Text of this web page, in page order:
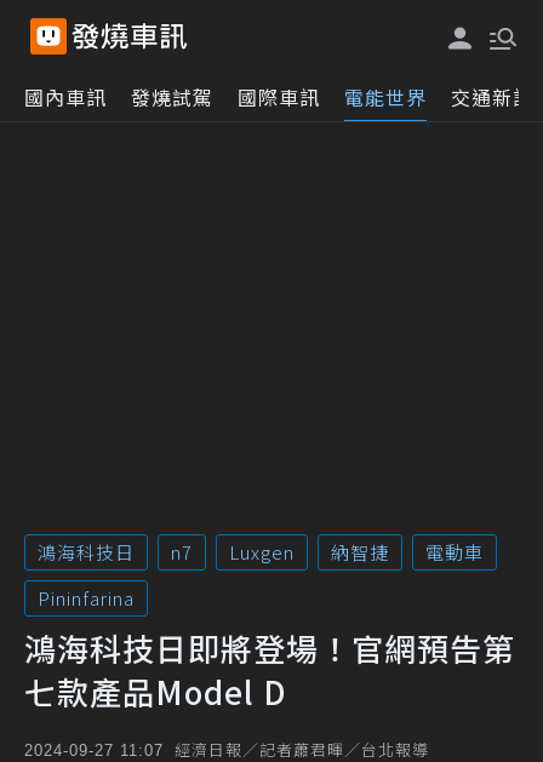
國內車訊 發燒試駕 國際車訊 電能世界 交通新訊
鴻海科技日 n7 Luxgen 納智捷
電動車
Pininfarina
鴻海科技日即將登場！官網預告第
七款產品Model D
2024-09-27 11:07 經濟日報／記者蕭君暉／台北報導